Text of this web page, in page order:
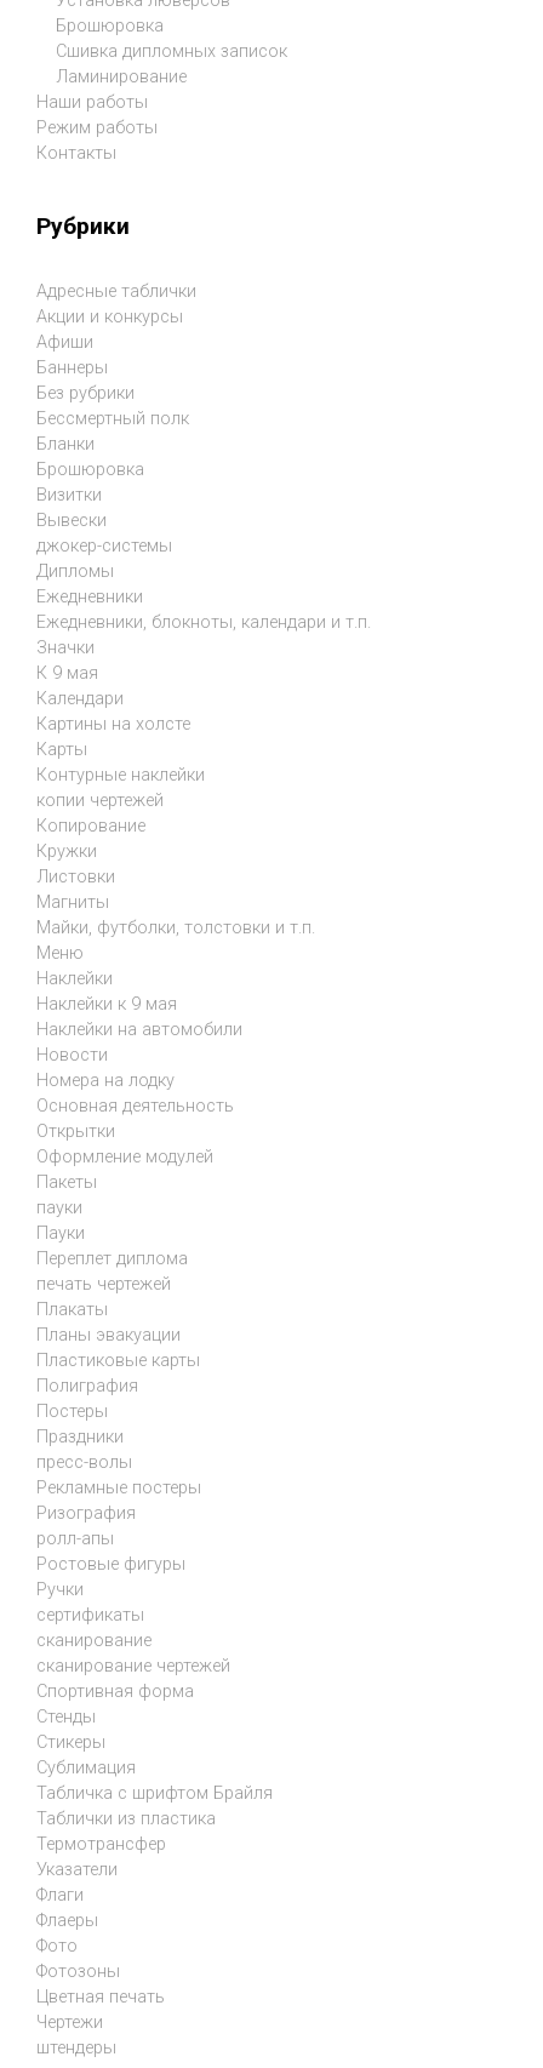
Брошюровка
Сшивка дипломных записок
Ламинирование
Наши работы
Режим работы
Контакты
Рубрики
Адресные таблички
Акции и конкурсы
Афиши
Баннеры
Без рубрики
Бессмертный полк
Бланки
Брошюровка
Визитки
Вывески
джокер-системы
Дипломы
Ежедневники
Ежедневники, блокноты, календари и т.п.
Значки
К 9 мая
Календари
Картины на холсте
Карты
Контурные наклейки
копии чертежей
Копирование
Кружки
Листовки
Магниты
Майки, футболки, толстовки и т.п.
Меню
Наклейки
Наклейки к 9 мая
Наклейки на автомобили
Новости
Номера на лодку
Основная деятельность
Открытки
Оформление модулей
Пакеты
пауки
Пауки
Переплет диплома
печать чертежей
Плакаты
Планы эвакуации
Пластиковые карты
Полиграфия
Постеры
Праздники
пресс-волы
Рекламные постеры
Ризография
ролл-апы
Ростовые фигуры
Ручки
сертификаты
сканирование
сканирование чертежей
Спортивная форма
Стенды
Стикеры
Сублимация
Табличка с шрифтом Брайля
Таблички из пластика
Термотрансфер
Указатели
Флаги
Флаеры
Фото
Фотозоны
Цветная печать
Чертежи
штендеры